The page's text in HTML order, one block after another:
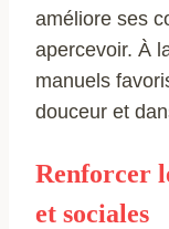
améliore ses
apercevoir. À
manuels
douceur et
Renforcer
et sociales